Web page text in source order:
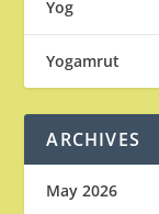
Yog
Yogamrut
ARCHIVES
May 2026